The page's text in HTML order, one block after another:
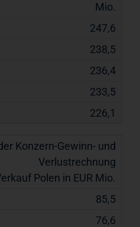
Mio.
247,6
238,5
236,4
233,5
226,1
Polen in EUR Mio.
85,5
76,6